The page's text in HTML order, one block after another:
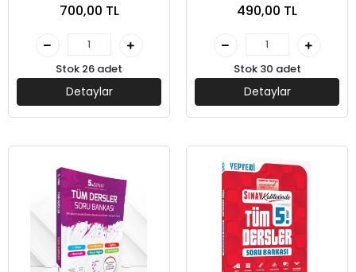
700,00 TL
Stok 26 adet
Detaylar
490,00 TL
Stok 30 adet
Detaylar